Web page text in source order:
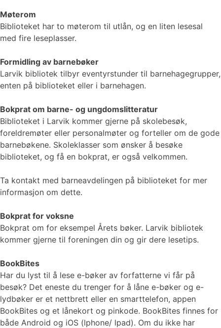
Møterom
Biblioteket har to møterom til utlån, og en liten lesesal
med fire leseplasser.
Formidling av barnebøker
Larvik bibliotek tilbyr eventyrstunder til barnehagegrupper,
enten på biblioteket eller i barnehagen.
Bokprat om barne- og ungdomslitteratur
Biblioteket i Larvik kommer gjerne på skolebesøk,
foreldremøter eller personalmøter og forteller om de gode
barnebøkene. Skoleklasser som ønsker å besøke
biblioteket, og få en bokprat, er også velkommen.
Ta kontakt med barneavdelingen på biblioteket for mer
informasjon om dette.
Bokprat for voksne
Bokprat om for eksempel Årets bøker. Larvik bibliotek
kommer gjerne til foreningen din og gir dere lesetips.
BookBites
Har du lyst til å lese e-bøker av forfatterne vi får på
besøk? Det eneste du trenger for å låne e-bøker og e-
lydbøker er et nettbrett eller en smarttelefon, appen
BookBites og et lånekort og pinkode. BookBites finnes for
både Android og iOS (lphone/ lpad). Om du ikke har